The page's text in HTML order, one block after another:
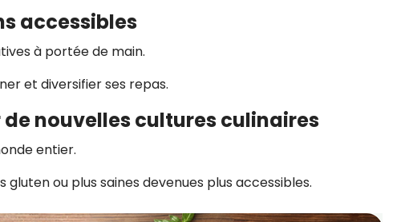
accessibles
à portée de main.
et diversifier ses repas.
de nouvelles cultures culinaires
entier.
ou plus saines devenues plus accessibles.